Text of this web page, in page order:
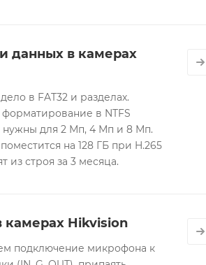
данных в камерах
в FAT32 и разделах.
форматирование в NTFS
нужны для 2 Мп, 4 Мп и 8 Мп.
на 128 ГБ при H.265
из строя за 3 месяца.
камерах Hikvision
подключение микрофона к